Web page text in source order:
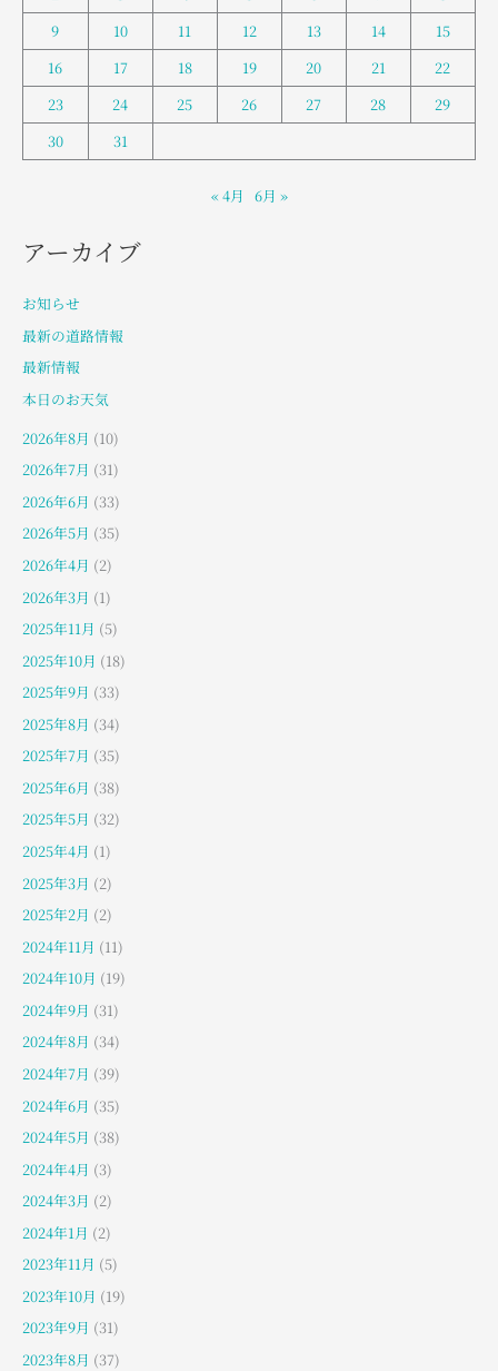
9
10 11 12 13 14
15
16
17 18 19 20 21
22
23
24 25 26 27 28
29
30
31
« 4月 6月 »
アーカイブ
お知らせ
最新の道路情報
最新情報
本日のお天気
2026年8月 (10)
2026年7月 (31)
2026年6月 (33)
2026年5月 (35)
2026年4月 (2)
2026年3月 (1)
2025年11月 (5)
2025年10月 (18)
2025年9月 (33)
2025年8月 (34)
2025年7月 (35)
2025年6月 (38)
2025年5月 (32)
2025年4月 (1)
2025年3月 (2)
2025年2月 (2)
2024年11月 (11)
2024年10月 (19)
2024年9月 (31)
2024年8月 (34)
2024年7月 (39)
2024年6月 (35)
2024年5月 (38)
2024年4月 (3)
2024年3月 (2)
2024年1月 (2)
2023年11月 (5)
2023年10月 (19)
2023年9月 (31)
2023年8月 (37)